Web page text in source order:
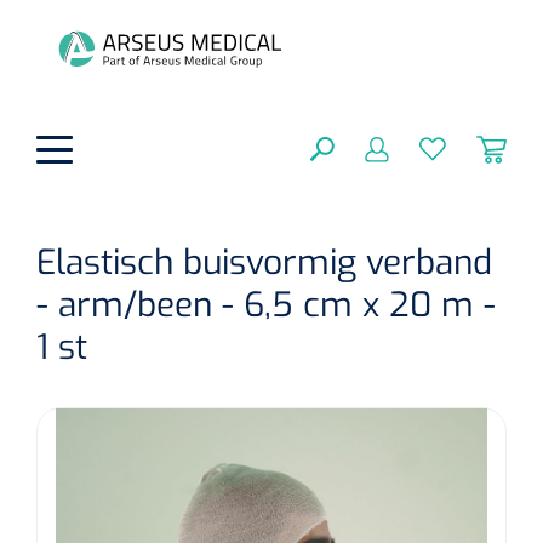
Fysiotherapie & Revalidatie
Functionele revalidatie
Hand/arm revalidatie
Gangrevalidatie
Incontinentiezorg
Nelatonsondes
Vrouwensondes
ADL & Comfortzorg
SLUITEN
FILTEREN
ZOEKRESULTATEN
Elastisch buisvormig verband
- arm/been - 6,5 cm x 20 m -
1 st